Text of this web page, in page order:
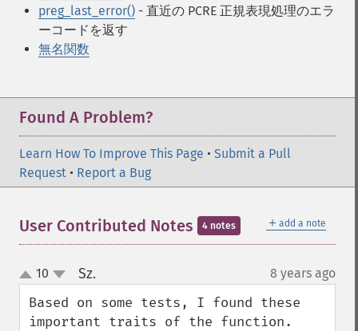
preg_last_error() - 直近の PCRE 正規表現処理のエラ
ーコードを返す
無名関数
Found A Problem?
Learn How To Improve This Page • Submit a Pull
Request • Report a Bug
＋ add a note
User Contributed Notes 4 notes
up
down
10 Sz. 8 years ago
Based on some tests, I found these
important traits of the function.